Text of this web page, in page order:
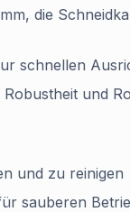
die
schnellen
und
und zu reinigen
sauberen